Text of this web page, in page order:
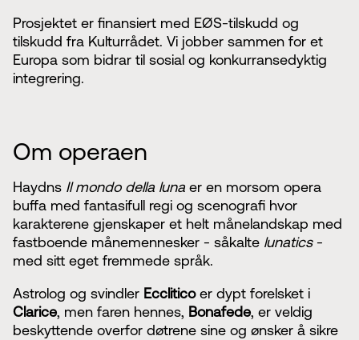
Prosjektet er finansiert med EØS-tilskudd og
tilskudd fra Kulturrådet. Vi jobber sammen for et
Europa som bidrar til sosial og konkurransedyktig
integrering.
Om operaen
Haydns Il mondo della luna er en morsom opera
buffa med fantasifull regi og scenografi hvor
karakterene gjenskaper et helt månelandskap med
fastboende månemennesker - såkalte lunatics -
med sitt eget fremmede språk.
Astrolog og svindler Eccliticoer dypt forelsket i
Clarice, men faren hennes, Bonafede, er veldig
beskyttende overfor døtrene sine og ønsker å sikre